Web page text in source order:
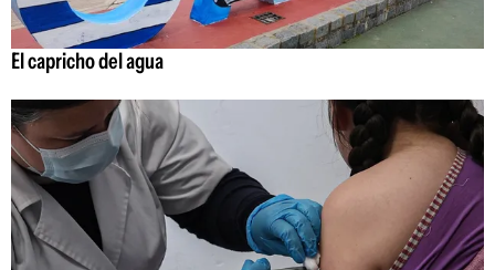
El capricho del agua